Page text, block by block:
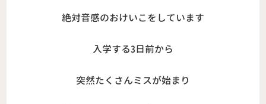
絶対音感のおけいこをしています
入学する3日前から
突然たくさんミスが始まり